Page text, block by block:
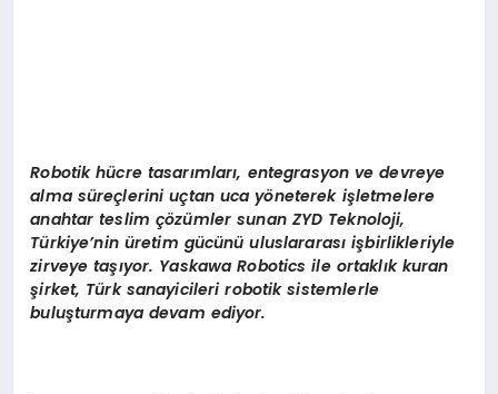
Robotik hücre tasarımları, entegrasyon ve devreye
alma süreçlerini uçtan uca yöneterek işletmelere
anahtar teslim çözümler sunan ZYD Teknoloji,
Türkiye’nin üretim gücünü uluslararası işbirlikleriyle
zirveye taşıyor. Yaskawa Robotics ile ortaklık kuran
şirket, Türk sanayicileri robotik sistemlerle
buluşturmaya devam ediyor.